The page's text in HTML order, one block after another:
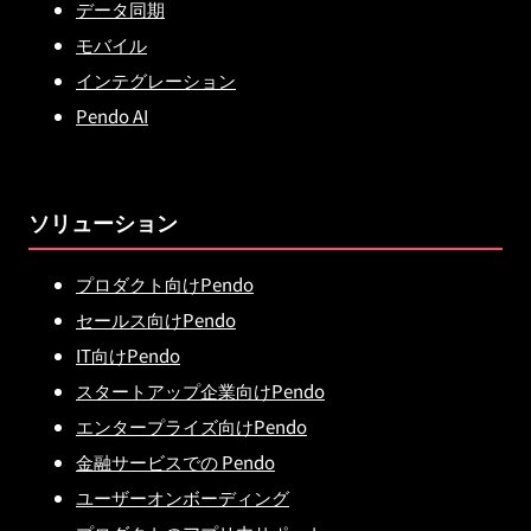
データ同期
モバイル
インテグレーション
Pendo AI
ソリューション
プロダクト向けPendo
セールス向けPendo
IT向けPendo
スタートアップ企業向けPendo
エンタープライズ向けPendo
金融サービスでの Pendo
ユーザーオンボーディング